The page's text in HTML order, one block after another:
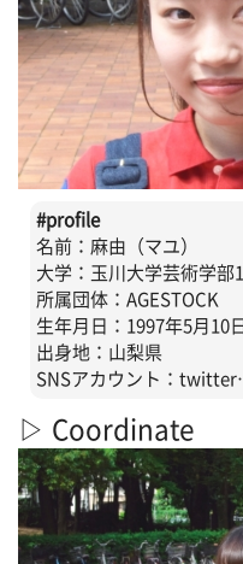
#profile
名前：麻由（マユ）
大学：玉川大学芸術学部
所属団体：AGESTOCK
生年月日：1997年5月10
出身地：山梨県
SNSアカウント：
▷ Coordinate